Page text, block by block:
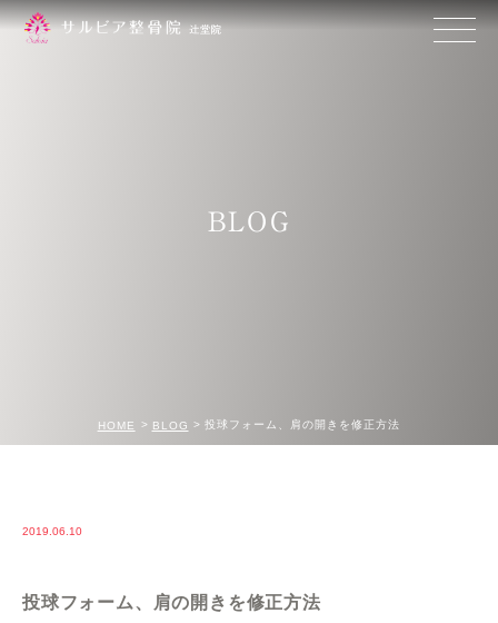
BLOG
HOME BLOG 投球フォーム、肩の開きを修正方法
2019.06.10
投球フォーム、肩の開きを修正方法